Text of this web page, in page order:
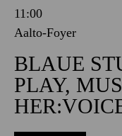
11:00
Aalto-Foyer
BLAUE
PLAY,